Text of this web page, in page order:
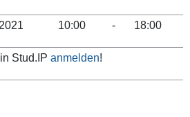
10:00 - 18:00
Stud.IP anmelden!